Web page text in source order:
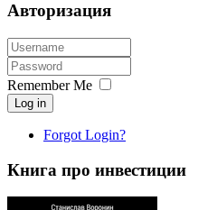
Авторизация
Remember Me
Log in
Forgot Login?
Книга про инвестиции